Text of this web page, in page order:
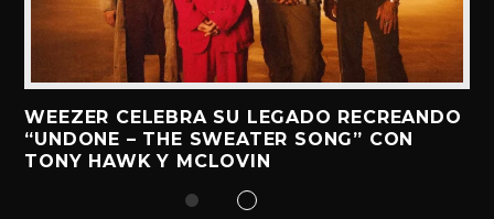
WEEZER CELEBRA SU LEGADO RECREANDO
“UNDONE – THE SWEATER SONG” CON
TONY HAWK Y MCLOVIN